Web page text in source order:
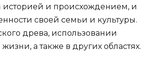
и происхождением, и
своей семьи и культуры.
древа, использовании
а также в других областях.